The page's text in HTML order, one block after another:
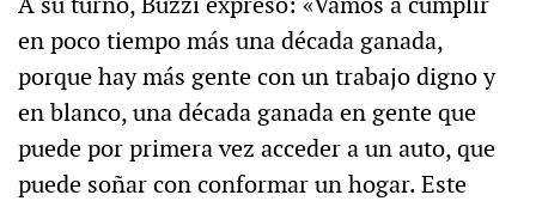
en poco tiempo más una década ganada,
porque hay más gente con un trabajo digno y
en blanco, una década ganada en gente que
puede por primera vez acceder a un auto, que
puede soñar con conformar un hogar. Este